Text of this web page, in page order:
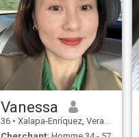
Vanessa
36 • Xalapa-Enríquez, Veracruz, Mexique